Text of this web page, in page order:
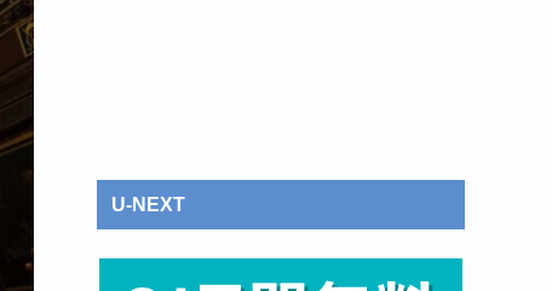
U-NEXT